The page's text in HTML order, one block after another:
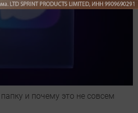
и почему это не совсем